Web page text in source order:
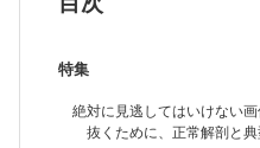
Alzheimer型認知症治療薬の正
【石田 岳】
第82回 記憶にございません
Dr.ヤンデルの勝手に索引作り
特集
絶対に見逃してはいけない
抜くために、正常解剖と